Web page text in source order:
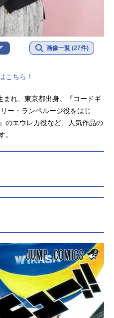
画像一覧 (27件)
こちら！
れ、東京都出身。『コードギ
ー・ランペルージ役をはじ
のエウレカ役など、人気作品の
。